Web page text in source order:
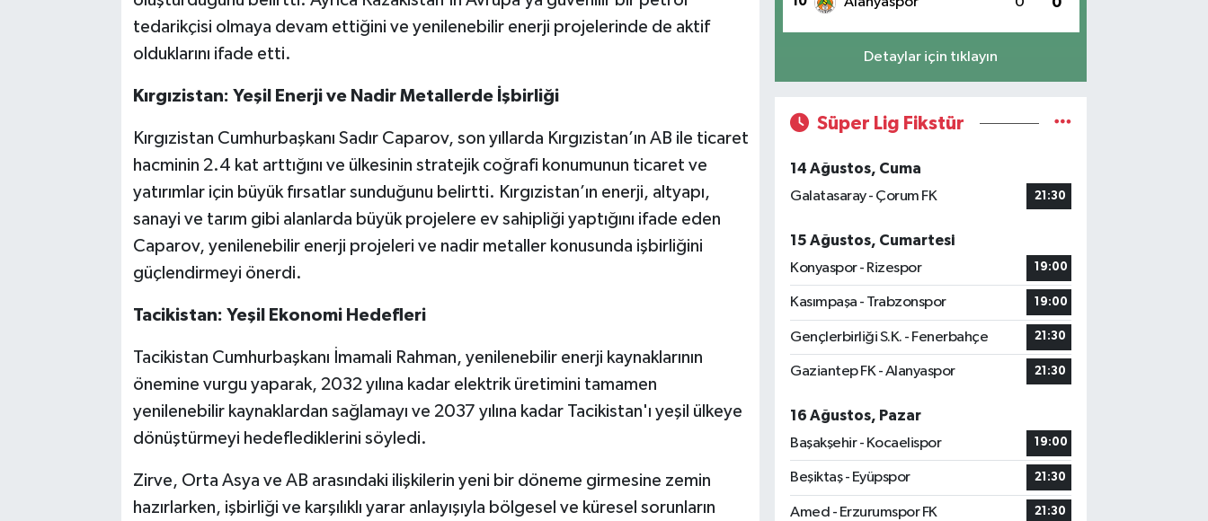
tedarikçisi olmaya devam ettiğini ve yenilenebilir enerji projelerinde de aktif
olduklarını ifade etti.
Kırgızistan: Yeşil Enerji ve Nadir Metallerde İşbirliği
Kırgızistan Cumhurbaşkanı Sadır Caparov, son yıllarda Kırgızistan’ın AB ile ticaret
hacminin 2.4 kat arttığını ve ülkesinin stratejik coğrafi konumunun ticaret ve
yatırımlar için büyük fırsatlar sunduğunu belirtti. Kırgızistan’ın enerji, altyapı,
sanayi ve tarım gibi alanlarda büyük projelere ev sahipliği yaptığını ifade eden
Caparov, yenilenebilir enerji projeleri ve nadir metaller konusunda işbirliğini
güçlendirmeyi önerdi.
Tacikistan: Yeşil Ekonomi Hedefleri
Tacikistan Cumhurbaşkanı İmamali Rahman, yenilenebilir enerji kaynaklarının
önemine vurgu yaparak, 2032 yılına kadar elektrik üretimini tamamen
yenilenebilir kaynaklardan sağlamayı ve 2037 yılına kadar Tacikistan'ı yeşil ülkeye
dönüştürmeyi hedeflediklerini söyledi.
Zirve, Orta Asya ve AB arasındaki ilişkilerin yeni bir döneme girmesine zemin
hazırlarken, işbirliği ve karşılıklı yarar anlayışıyla bölgesel ve küresel sorunların
Detaylar için tıklayın
Süper Lig Fikstür
14 Ağustos, Cuma
Galatasaray - Çorum FK
21:30
15 Ağustos, Cumartesi
Konyaspor - Rizespor
19:00
Kasımpaşa - Trabzonspor 19:00
Gençlerbirliği S.K. - Fenerbahçe 21:30
Gaziantep FK - Alanyaspor 21:30
16 Ağustos, Pazar
Başakşehir - Kocaelispor
19:00
Beşiktaş - Eyüpspor 21:30
Amed - Erzurumspor FK 21:30